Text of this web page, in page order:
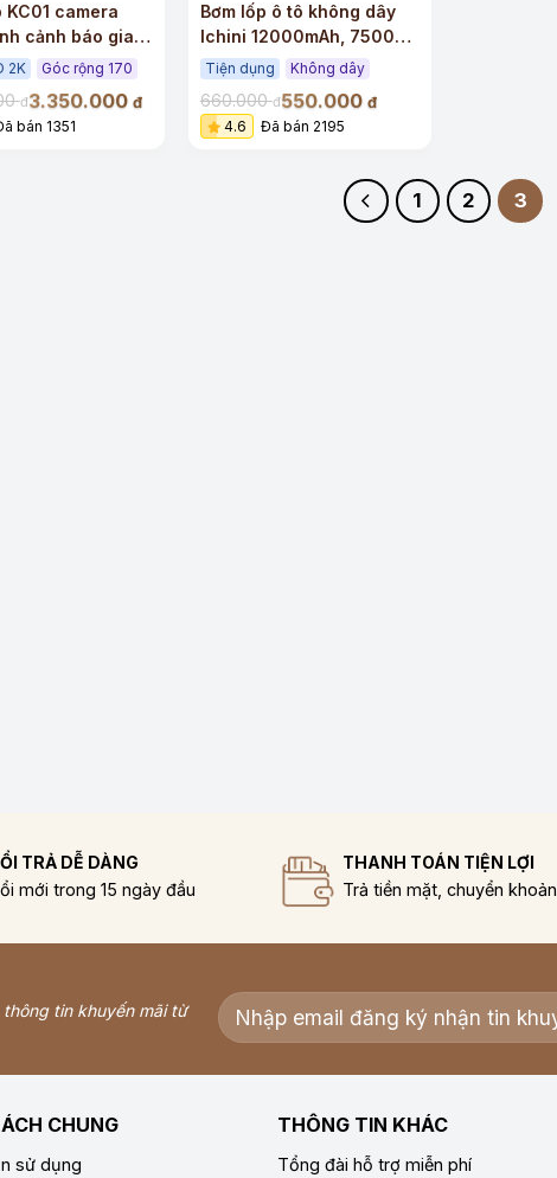
KC01 camera
cảnh báo giao
2.0 cảm biến 2K
2K Góc rộng 170
đ3.350.000 đ
bán 1351
Bơm lốp ô tô không dây
Ichini 12000mAh, 7500
mAh, 4000 mAh, xi lanh
đôi, 160 psi , nguồn điện
kép
Tiện dụng Không dây
660.000đ550.000 đ
4.6
Đã bán 2195
1 2 3
TRẢ DỄ DÀNG
mới trong 15 ngày đầu
THANH TOÁN TIỆN LỢI
Trả tiền mặt, chuyển khoản
thông tin khuyến mãi từ
CHUNG
sử dụng
THÔNG TIN KHÁC
Tổng đài hỗ trợ miễn phí